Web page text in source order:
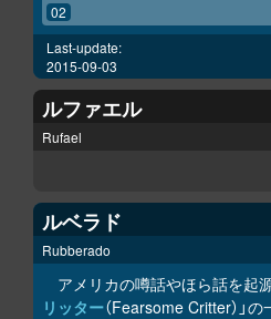
02
Last-update:
2015-09-03
ルファエル
Rufael
ルベラド
Rubberado
アメリカの噂話やほら話を起
リッター（Fearsome Critter）」の